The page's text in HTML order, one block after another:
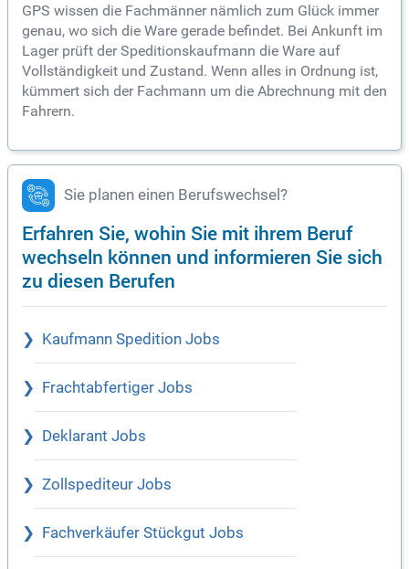
GPS wissen die Fachmänner nämlich zum Glück immer
genau, wo sich die Ware gerade befindet. Bei Ankunft im
Lager prüft der Speditionskaufmann die Ware auf
Vollständigkeit und Zustand. Wenn alles in Ordnung ist,
kümmert sich der Fachmann um die Abrechnung mit den
Fahrern.
Sie planen einen Berufswechsel?
Erfahren Sie, wohin Sie mit ihrem Beruf
wechseln können und informieren Sie sich
zu diesen Berufen
Kaufmann Spedition Jobs
Frachtabfertiger Jobs
Deklarant Jobs
Zollspediteur Jobs
Fachverkäufer Stückgut Jobs